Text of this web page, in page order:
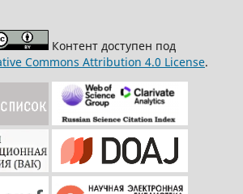
Контент доступен под
Commons Attribution 4.0 License.